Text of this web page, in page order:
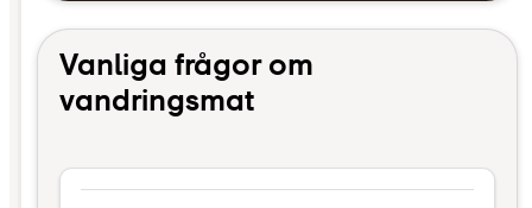
Vanliga frågor om
vandringsmat